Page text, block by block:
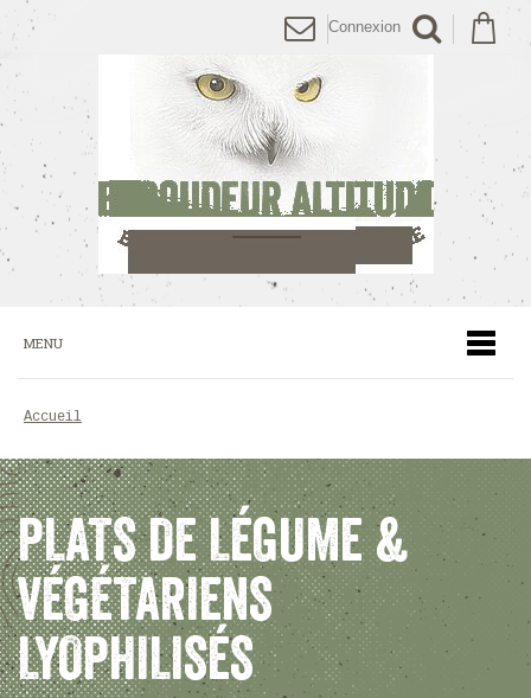
Connexion
MENU
accueil
PLATS DE LÉGUME &
VÉGÉTARIENS
LYOPHILISÉS